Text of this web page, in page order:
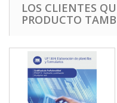
LOS CLIENTES
PRODUCTO